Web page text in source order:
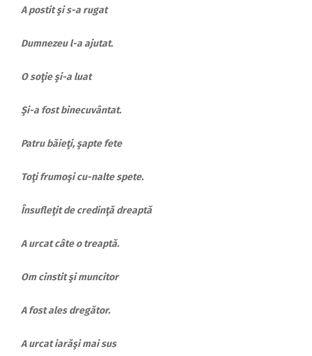
A postit şi s-a rugat
Dumnezeu l-a ajutat.
O soţie şi-a luat
Şi-a fost binecuvântat.
Patru băieţi, şapte fete
Toţi frumoşi cu-nalte spete.
Însufleţit de credinţă dreaptă
A urcat câte o treaptă.
Om cinstit şi muncitor
A fost ales dregător.
A urcat iarăşi mai sus